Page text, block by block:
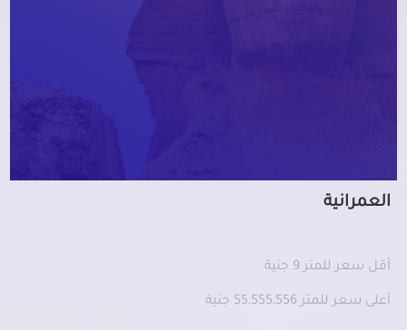
العمرانية
أقل سعر للمتر 9 جنية
أعلى سعر للمتر 55,555,556 جنية